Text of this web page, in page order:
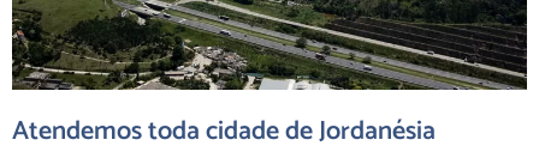
Atendemos toda cidade de Jordanésia